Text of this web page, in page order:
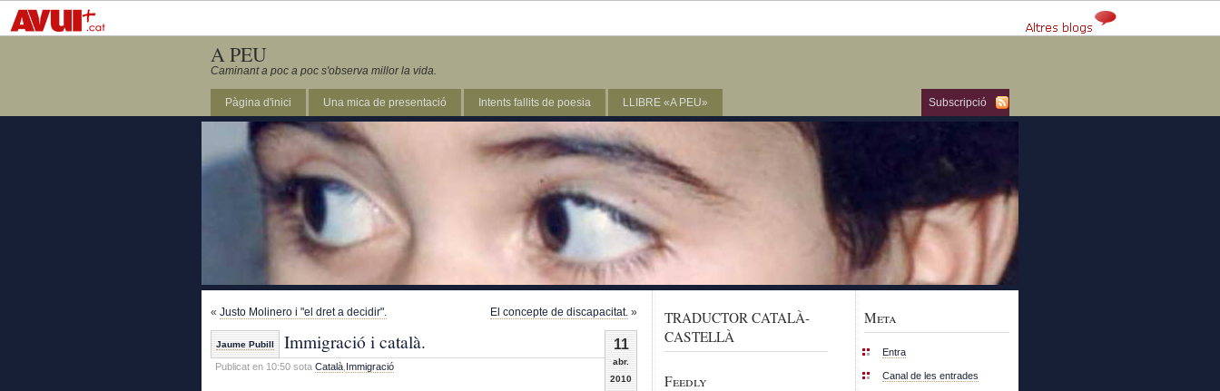
A PEU
Caminant a poc a poc s'observa millor la vida.
Subscripció
Pàgina d'inici Una mica de presentació Intents fallits de poesia LLIBRE «A PEU»
« Justo Molinero i "el dret a decidir". El concepte de discapacitat. »
11
abr.
2010
Jaume Pubill Immigració i català.
Publicat en 10:50 sota Català Immigració
TRADUCTOR CATALÀ-
CASTELLÀ
Feedly
Meta
Entra
Canal de les entrades